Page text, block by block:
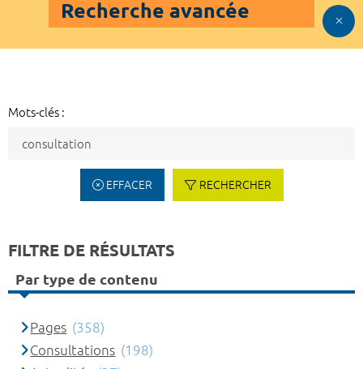
Recherche avancée
Mots-clés :
EFFACER RECHERCHER
FILTRE DE RÉSULTATS
Par type de contenu
Pages (358)
Consultations (198)